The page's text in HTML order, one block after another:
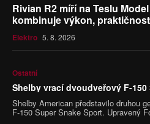
Rivian R2 míří na Teslu
kombinuje výkon,
Elektro 5. 8. 2026
Ostatní
Shelby vrací dvoudveřový F-150
Shelby American představilo druhou
F-150 Super Snake Sport. Upravený